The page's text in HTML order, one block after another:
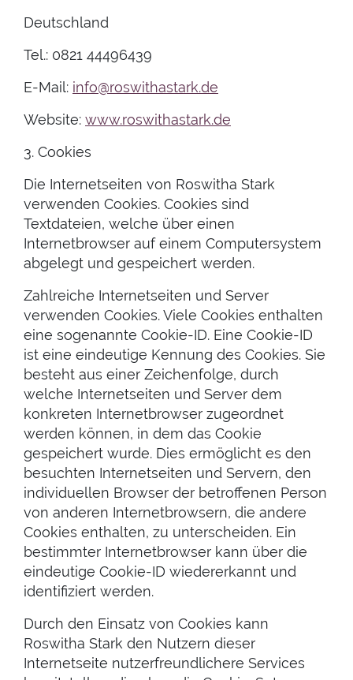
Deutschland
Tel.: 0821 44496439
E-Mail: info@roswithastark.de
Website: www.roswithastark.de
3. Cookies
Die Internetseiten von Roswitha Stark
verwenden Cookies. Cookies sind
Textdateien, welche über einen
Internetbrowser auf einem Computersystem
abgelegt und gespeichert werden.
Zahlreiche Internetseiten und Server
verwenden Cookies. Viele Cookies enthalten
eine sogenannte Cookie-ID. Eine Cookie-ID
ist eine eindeutige Kennung des Cookies. Sie
besteht aus einer Zeichenfolge, durch
welche Internetseiten und Server dem
konkreten Internetbrowser zugeordnet
werden können, in dem das Cookie
gespeichert wurde. Dies ermöglicht es den
besuchten Internetseiten und Servern, den
individuellen Browser der betroffenen Person
von anderen Internetbrowsern, die andere
Cookies enthalten, zu unterscheiden. Ein
bestimmter Internetbrowser kann über die
eindeutige Cookie-ID wiedererkannt und
identifiziert werden.
Durch den Einsatz von Cookies kann
Roswitha Stark den Nutzern dieser
Internetseite nutzerfreundlichere Services